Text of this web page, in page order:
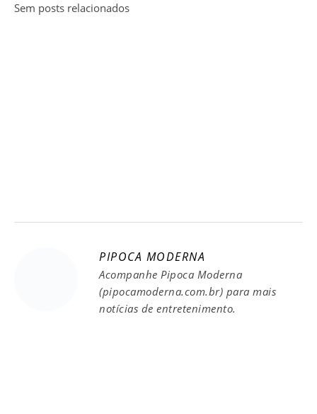
Sem posts relacionados
PIPOCA MODERNA
Acompanhe Pipoca Moderna
(pipocamoderna.com.br) para mais
notícias de entretenimento.